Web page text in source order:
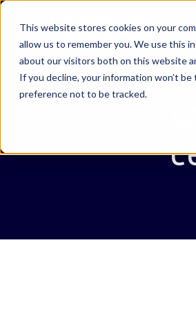
This website stores cookies on your
allow us to remember you. We use this
about our visitors both on this website
If you decline, your information won’t
preference not to be tracked.
À